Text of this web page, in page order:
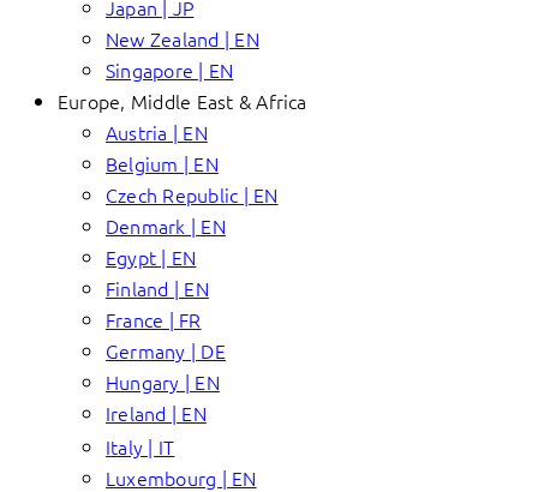
Japan | JP
New Zealand | EN
Singapore | EN
Europe, Middle East & Africa
Austria | EN
Belgium | EN
Czech Republic | EN
Denmark | EN
Egypt | EN
Finland | EN
France | FR
Germany | DE
Hungary | EN
Ireland | EN
Italy | IT
Luxembourg | EN